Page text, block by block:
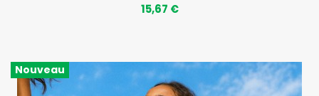
15,67 €
Nouveau